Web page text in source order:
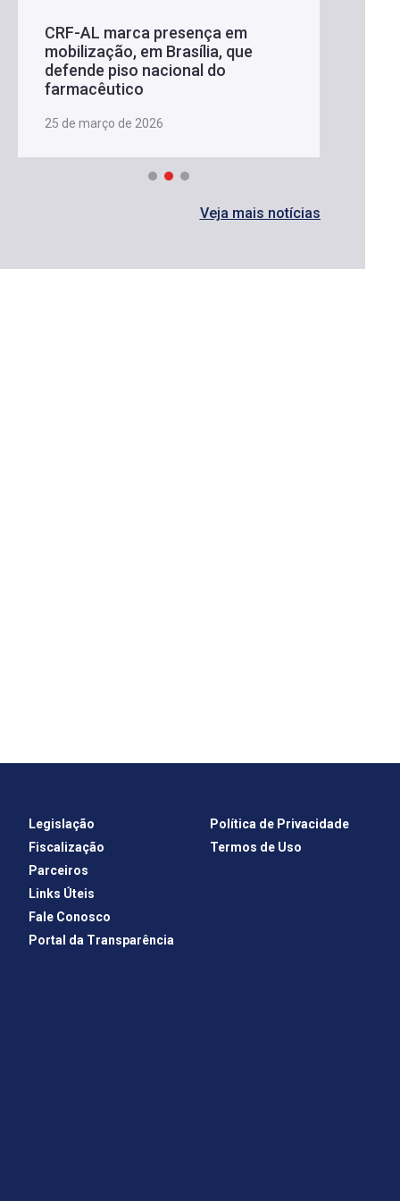
CRF-AL marca presença em
mobilização, em Brasília, que
defende piso nacional do
farmacêutico
25 de março de 2026
Veja mais notícias
Legislação
Fiscalização
Parceiros
Links Úteis
Fale Conosco
Portal da Transparência
Política de Privacidade
Termos de Uso